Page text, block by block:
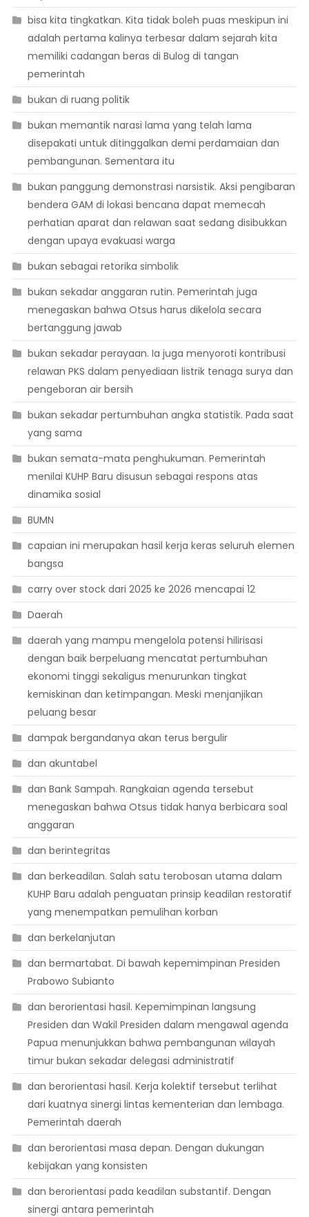
bisa kita tingkatkan. Kita tidak boleh puas meskipun ini
adalah pertama kalinya terbesar dalam sejarah kita
memiliki cadangan beras di Bulog di tangan
pemerintah
bukan di ruang politik
bukan memantik narasi lama yang telah lama
disepakati untuk ditinggalkan demi perdamaian dan
pembangunan. Sementara itu
bukan panggung demonstrasi narsistik. Aksi pengibaran
bendera GAM di lokasi bencana dapat memecah
perhatian aparat dan relawan saat sedang disibukkan
dengan upaya evakuasi warga
bukan sebagai retorika simbolik
bukan sekadar anggaran rutin. Pemerintah juga
menegaskan bahwa Otsus harus dikelola secara
bertanggung jawab
bukan sekadar perayaan. Ia juga menyoroti kontribusi
relawan PKS dalam penyediaan listrik tenaga surya dan
pengeboran air bersih
bukan sekadar pertumbuhan angka statistik. Pada saat
yang sama
bukan semata-mata penghukuman. Pemerintah
menilai KUHP Baru disusun sebagai respons atas
dinamika sosial
BUMN
capaian ini merupakan hasil kerja keras seluruh elemen
bangsa
carry over stock dari 2025 ke 2026 mencapai 12
Daerah
daerah yang mampu mengelola potensi hilirisasi
dengan baik berpeluang mencatat pertumbuhan
ekonomi tinggi sekaligus menurunkan tingkat
kemiskinan dan ketimpangan. Meski menjanjikan
peluang besar
dampak bergandanya akan terus bergulir
dan akuntabel
dan Bank Sampah. Rangkaian agenda tersebut
menegaskan bahwa Otsus tidak hanya berbicara soal
anggaran
dan berintegritas
dan berkeadilan. Salah satu terobosan utama dalam
KUHP Baru adalah penguatan prinsip keadilan restoratif
yang menempatkan pemulihan korban
dan berkelanjutan
dan bermartabat. Di bawah kepemimpinan Presiden
Prabowo Subianto
dan berorientasi hasil. Kepemimpinan langsung
Presiden dan Wakil Presiden dalam mengawal agenda
Papua menunjukkan bahwa pembangunan wilayah
timur bukan sekadar delegasi administratif
dan berorientasi hasil. Kerja kolektif tersebut terlihat
dari kuatnya sinergi lintas kementerian dan lembaga.
Pemerintah daerah
dan berorientasi masa depan. Dengan dukungan
kebijakan yang konsisten
dan berorientasi pada keadilan substantif. Dengan
sinergi antara pemerintah